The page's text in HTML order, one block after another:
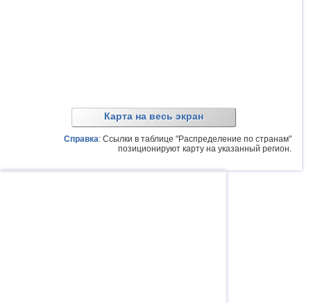
Карта на весь экран
Справка: Ссылки в таблице "Распределение по странам"
позиционируют карту на указанный регион.